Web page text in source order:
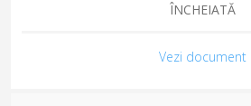
ÎNCHEIATĂ
Vezi document